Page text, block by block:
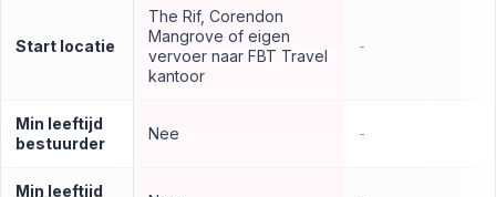
Start locatie
The Rif, Corendon
Mangrove of eigen
vervoer naar FBT Travel
kantoor
-
Min leeftijd
bestuurder
Nee -
Min leeftijd